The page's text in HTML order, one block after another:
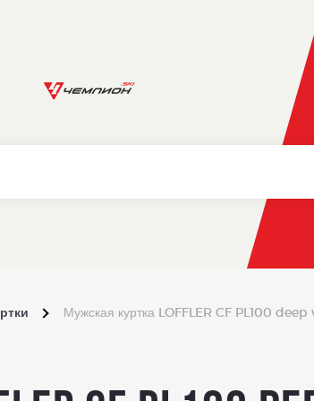
Мужская куртка LOFFLER CF PL100